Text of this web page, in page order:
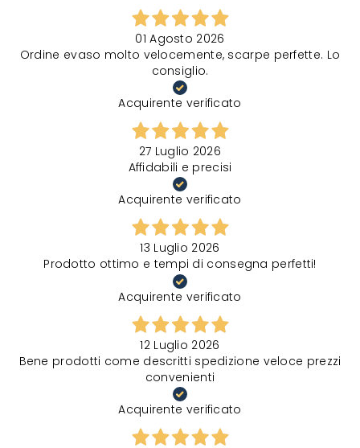
01 Agosto 2026
Ordine evaso molto velocemente, scarpe perfette. Lo
consiglio.
Acquirente verificato
27 Luglio 2026
Affidabili e precisi
Acquirente verificato
13 Luglio 2026
Prodotto ottimo e tempi di consegna perfetti!
Acquirente verificato
12 Luglio 2026
Bene prodotti come descritti spedizione veloce prezzi
convenienti
Acquirente verificato